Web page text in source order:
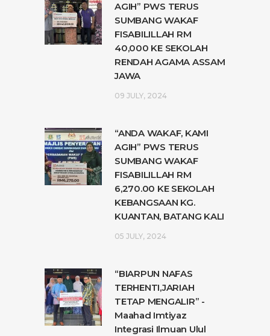
AGIH” PWS TERUS
SUMBANG WAKAF
FISABILILLAH RM
40,000 KE SEKOLAH
RENDAH AGAMA ASSAM
JAWA
09 JULY, 2024
“ANDA WAKAF, KAMI
AGIH” PWS TERUS
SUMBANG WAKAF
FISABILILLAH RM
6,270.00 KE SEKOLAH
KEBANGSAAN KG.
KUANTAN, BATANG KALI
05 JULY, 2024
“BIARPUN NAFAS
TERHENTI,JARIAH
TETAP MENGALIR” -
Maahad Imtiyaz
Integrasi Ilmuan Ulul